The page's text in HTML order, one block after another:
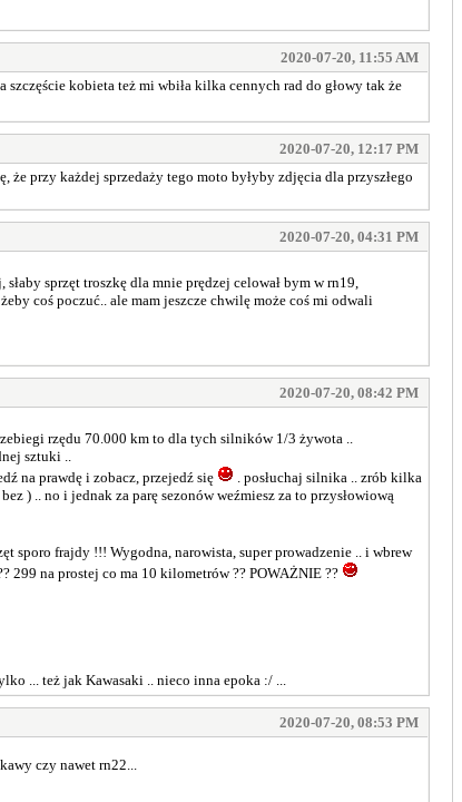
2020-07-20, 11:55 AM
kobieta też mi wbiła kilka cennych rad do głowy tak że
2020-07-20, 12:17 PM
że przy każdej sprzedaży tego moto byłyby zdjęcia dla przyszłego
2020-07-20, 04:31 PM
sprzęt troszkę dla mnie prędzej celował bym w rn19,
coś poczuć.. ale mam jeszcze chwilę może coś mi odwali
2020-07-20, 08:42 PM
rzędu 70.000 km to dla tych silników 1/3 żywota ..
sztuki ..
na prawdę i zobacz, przejedź się
. posłuchaj silnika .. zrób kilka
) .. no i jednak za parę sezonów weźmiesz za to przysłowiową
sporo frajdy !!! Wygodna, narowista, super prowadzenie .. i wbrew
299 na prostej co ma 10 kilometrów ?? POWAŻNIE ??
... też jak Kawasaki .. nieco inna epoka :/ ...
2020-07-20, 08:53 PM
czy nawet rn22...